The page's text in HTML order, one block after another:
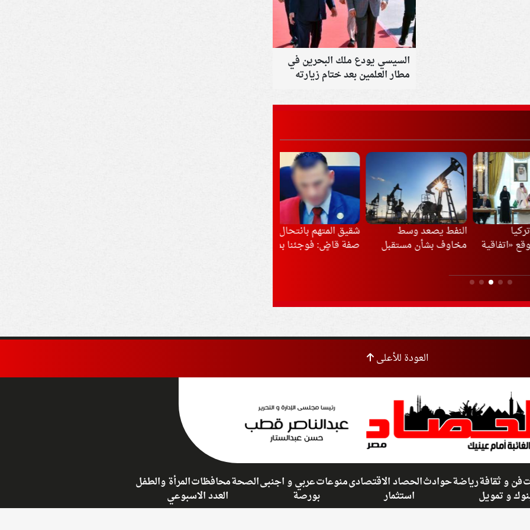
السيسي يودع ملك البحرين في
مطار العلمين بعد ختام زيارته
النفط يصعد وسط
مخاوف بشأن مستقبل
شقيق المتهم بانتحال
صفة قاضٍ: فوجئنا بما
العودة للأعلى
فن و ثقافةرياضةحوادثالحصاد الاقتصادىمنوعاتعربي و اجنبىالصحةمحافظاتالمرأة والطفل
و تمويل استثمار بورصة العدد الاسبوعي